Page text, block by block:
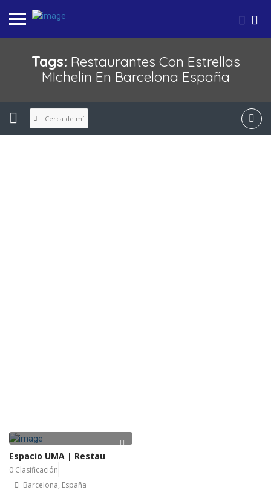
Tags: Restaurantes Con Estrellas
MIchelin En Barcelona España
Cerca de mí
Espacio UMA | Restau
0 Clasificación
Barcelona, España